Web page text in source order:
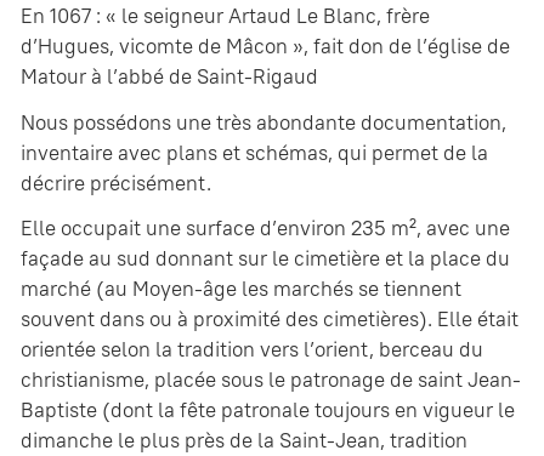
En 1067 : « le seigneur Artaud Le Blanc, frère
d’Hugues, vicomte de Mâcon », fait don de l’église de
Matour à l’abbé de Saint-Rigaud
Nous possédons une très abondante documentation,
inventaire avec plans et schémas, qui permet de la
décrire précisément.
Elle occupait une surface d’environ 235 m², avec une
façade au sud donnant sur le cimetière et la place du
marché (au Moyen-âge les marchés se tiennent
souvent dans ou à proximité des cimetières). Elle était
orientée selon la tradition vers l’orient, berceau du
christianisme, placée sous le patronage de saint Jean-
Baptiste (dont la fête patronale toujours en vigueur le
dimanche le plus près de la Saint-Jean, tradition